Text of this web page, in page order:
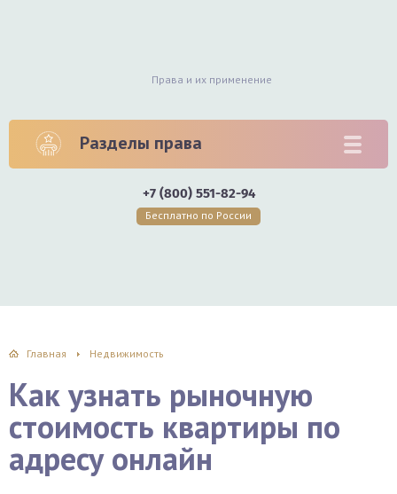
Права и их применение
Разделы права
+7 (800) 551-82-94
Бесплатно по России
Главная Недвижимость
Как узнать рыночную
стоимость квартиры по
адресу онлайн